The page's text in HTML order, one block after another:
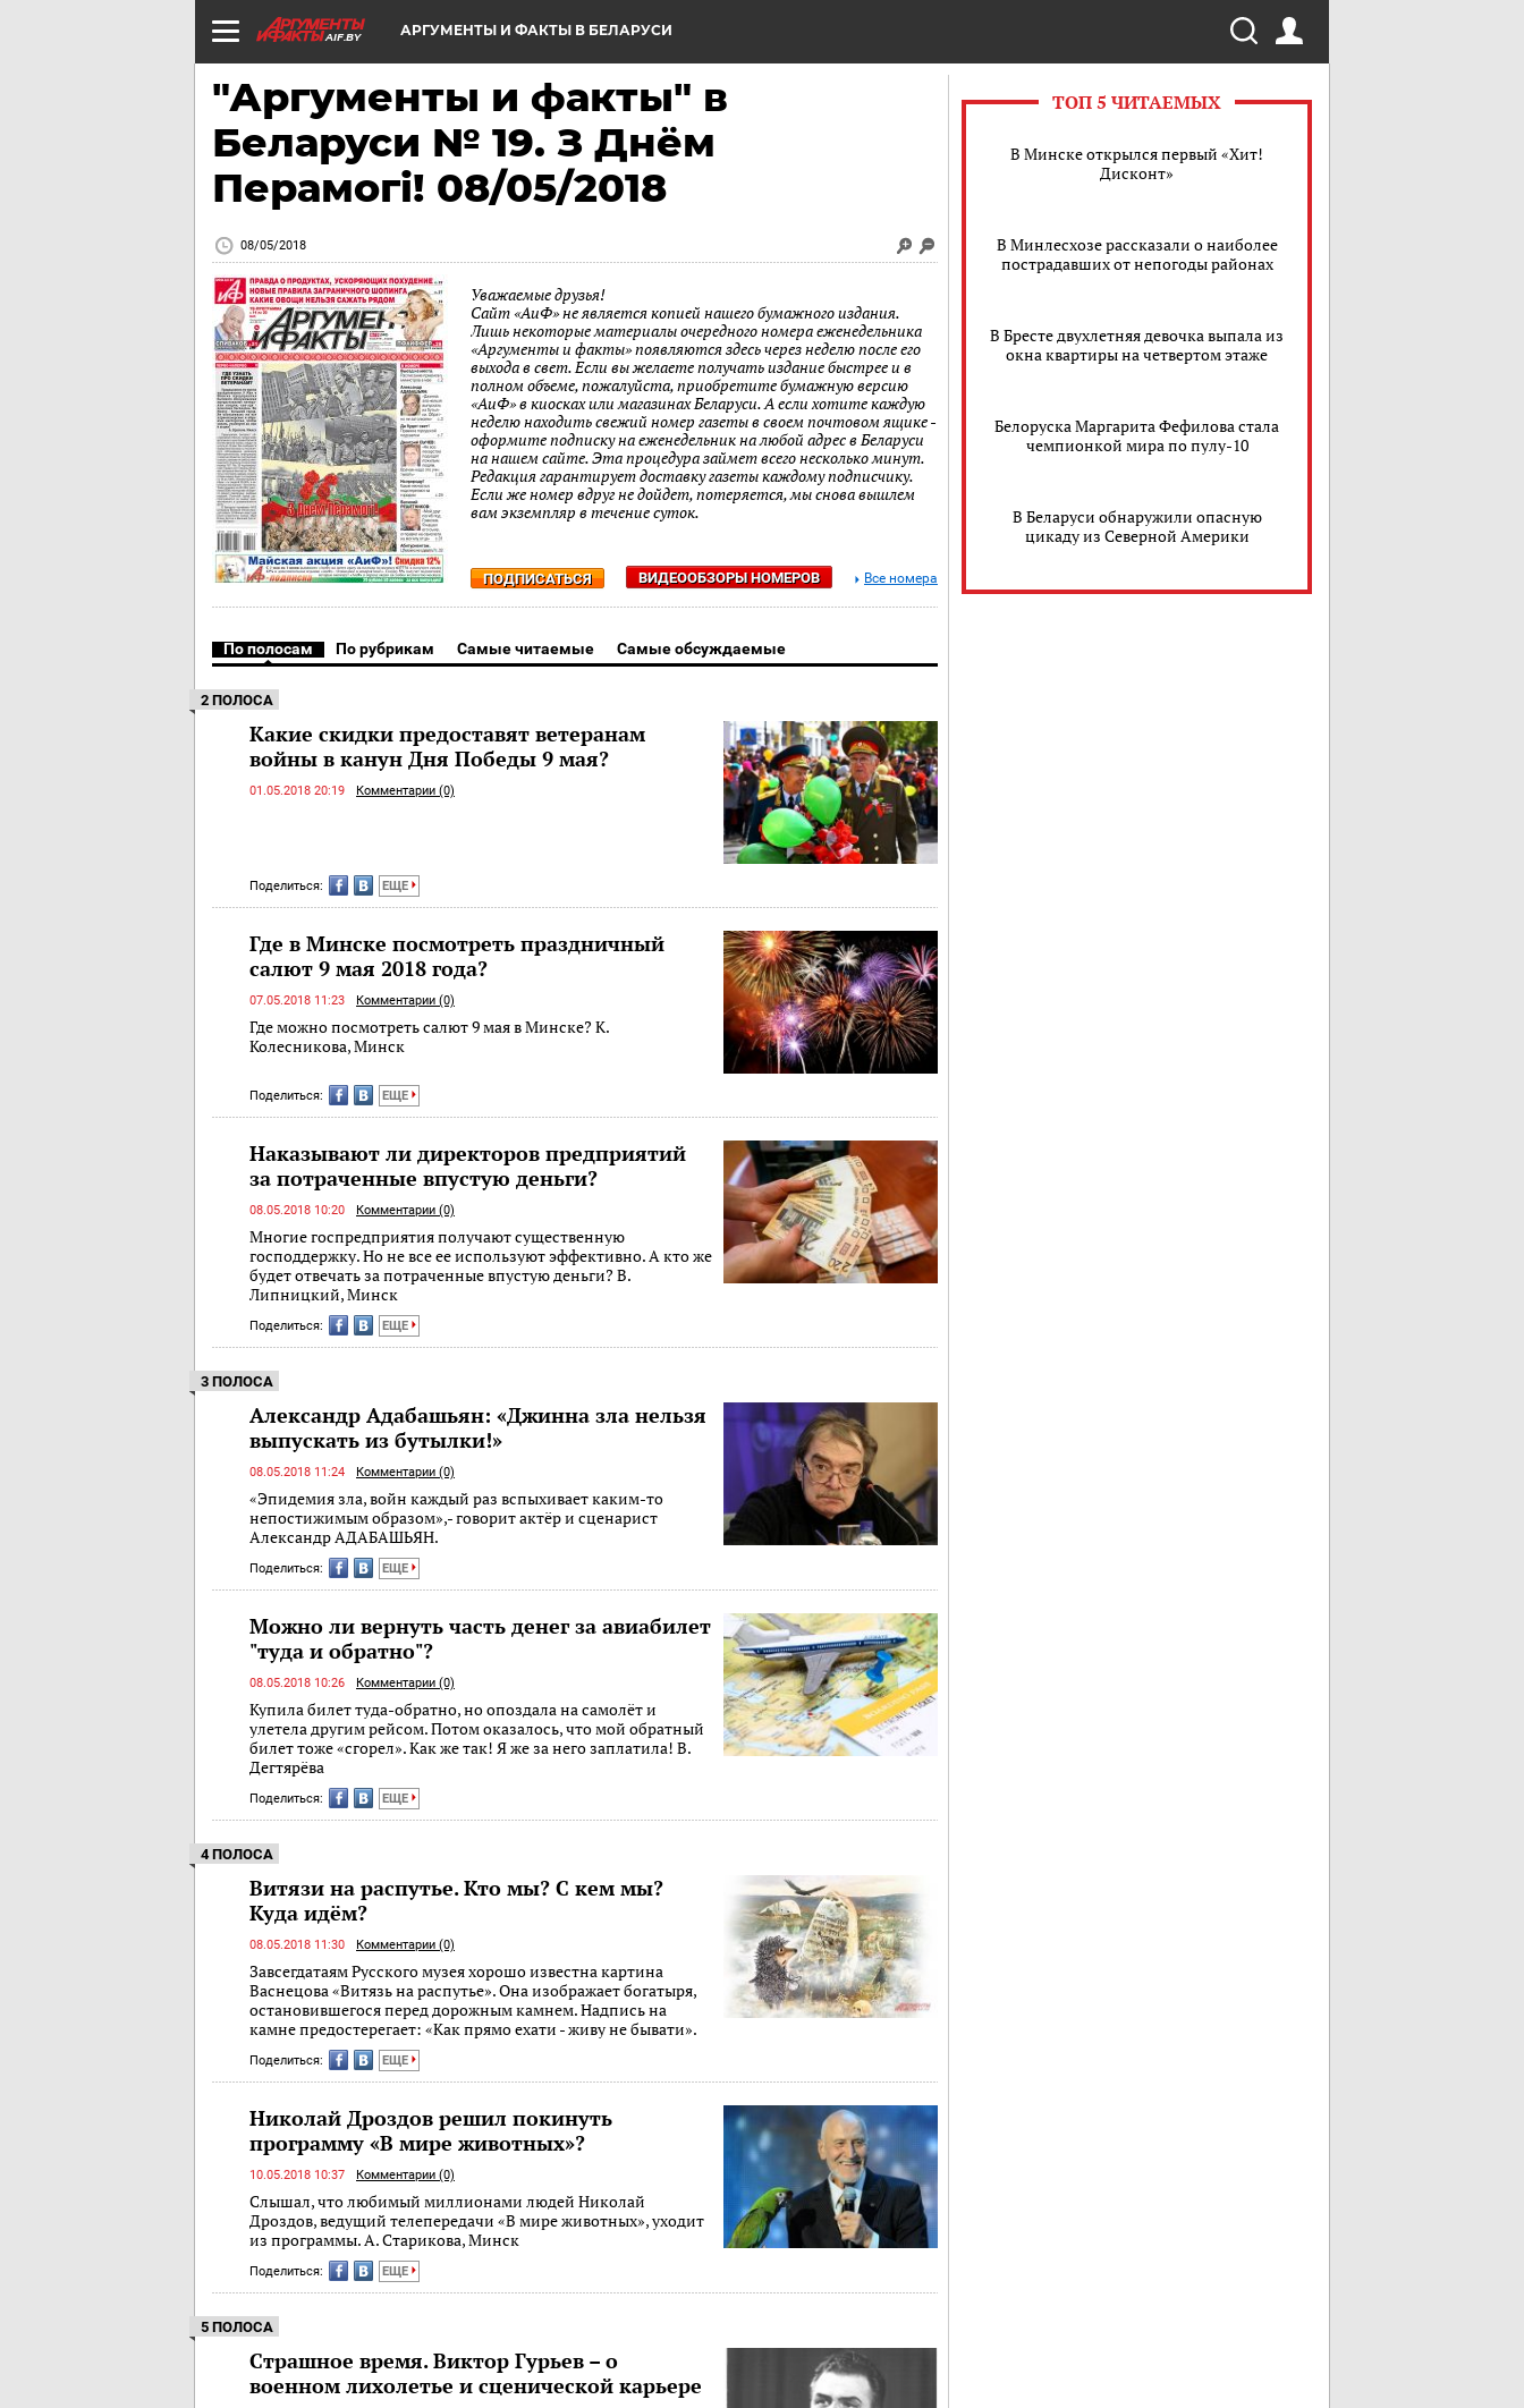
AIF.BY АРГУМЕНТЫ И ФАКТЫ В БЕЛАРУСИ
"Аргументы и факты" в
Беларуси № 19. З Днём
Перамогi! 08/05/2018
08/05/2018
Уважаемые друзья!
Сайт «АиФ» не является копией нашего бумажного издания.
Лишь некоторые материалы очередного номера еженедельника
«Аргументы и факты» появляются здесь через неделю после его
выхода в свет. Если вы желаете получать издание быстрее и в
полном объеме, пожалуйста, приобретите бумажную версию
«АиФ» в киосках или магазинах Беларуси. А если хотите каждую
неделю находить свежий номер газеты в своем почтовом ящике -
оформите подписку на еженедельник на любой адрес в Беларуси
на нашем сайте. Эта процедура займет всего несколько минут.
Редакция гарантирует доставку газеты каждому подписчику.
Если же номер вдруг не дойдет, потеряется, мы снова вышлем
вам экземпляр в течение суток.
ПОДПИСАТЬСЯ ВИДЕООБЗОРЫ НОМЕРОВ Все номера
По полосам По рубрикам Самые читаемые Самые обсуждаемые
2 ПОЛОСА
Какие скидки предоставят ветеранам
войны в канун Дня Победы 9 мая?
01.05.2018 20:19 Комментарии (0)
Поделиться: ЕЩЕ
Где в Минске посмотреть праздничный
салют 9 мая 2018 года?
07.05.2018 11:23 Комментарии (0)
Где можно посмотреть салют 9 мая в Минске? К.
Колесникова, Минск
Поделиться: ЕЩЕ
Наказывают ли директоров предприятий
за потраченные впустую деньги?
08.05.2018 10:20 Комментарии (0)
Многие госпредприятия получают существенную
господдержку. Но не все ее используют эффективно. А кто же
будет отвечать за потраченные впустую деньги? В.
Липницкий, Минск
Поделиться: ЕЩЕ
3 ПОЛОСА
Александр Адабашьян: «Джинна зла нельзя
выпускать из бутылки!»
08.05.2018 11:24 Комментарии (0)
«Эпидемия зла, войн каждый раз вспыхивает каким-то
непостижимым образом»,- говорит актёр и сценарист
Александр АДАБАШЬЯН.
Поделиться: ЕЩЕ
Можно ли вернуть часть денег за авиабилет
"туда и обратно"?
08.05.2018 10:26 Комментарии (0)
Купила билет туда-обратно, но опоздала на самолёт и
улетела другим рейсом. Потом оказалось, что мой обратный
билет тоже «сгорел». Как же так! Я же за него заплатила! В.
Дегтярёва
Поделиться: ЕЩЕ
4 ПОЛОСА
Витязи на распутье. Кто мы? С кем мы?
Куда идём?
08.05.2018 11:30 Комментарии (0)
Завсегдатаям Русского музея хорошо известна картина
Васнецова «Витязь на распутье». Она изображает богатыря,
остановившегося перед дорожным камнем. Надпись на
камне предостерегает: «Как прямо ехати - живу не бывати».
Поделиться: ЕЩЕ
Николай Дроздов решил покинуть
программу «В мире животных»?
10.05.2018 10:37 Комментарии (0)
Слышал, что любимый миллионами людей Николай
Дроздов, ведущий телепередачи «В мире животных», уходит
из программы. А. Старикова, Минск
Поделиться: ЕЩЕ
5 ПОЛОСА
Страшное время. Виктор Гурьев – о
военном лихолетье и сценической карьере
ТОП 5 ЧИТАЕМЫХ
В Минске открылся первый «Хит!
Дисконт»
В Минлесхозе рассказали о наиболее
пострадавших от непогоды районах
В Бресте двухлетняя девочка выпала из
окна квартиры на четвертом этаже
Белоруска Маргарита Фефилова стала
чемпионкой мира по пулу-10
В Беларуси обнаружили опасную
цикаду из Северной Америки